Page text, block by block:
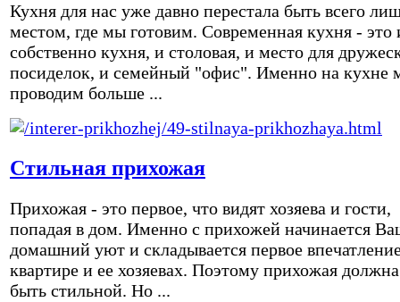
Кухня для нас уже давно перестала быть всего
местом, где мы готовим. Современная кухня - это
собственно кухня, и столовая, и место для
посиделок, и семейный "офис". Именно на кухне
проводим больше ...
Стильная прихожая
Прихожая - это первое, что видят хозяева и гости,
попадая в дом. Именно с прихожей начинается
домашний уют и складывается первое
квартире и ее хозяевах. Поэтому прихожая должна
быть стильной. Но ...